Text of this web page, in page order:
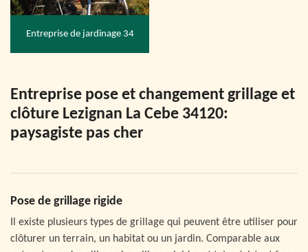
Entreprise de jardinage 34
Entreprise pose et changement grillage et
clôture Lezignan La Cebe 34120:
paysagiste pas cher
Pose de grillage rigide
Il existe plusieurs types de grillage qui peuvent être utiliser pour
clôturer un terrain, un habitat ou un jardin. Comparable aux